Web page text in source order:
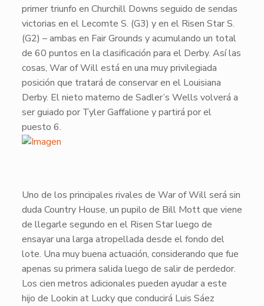
primer triunfo en Churchill Downs seguido de sendas
victorias en el Lecomte S. (G3) y en el Risen Star S.
(G2) – ambas en Fair Grounds y acumulando un total
de 60 puntos en la clasificación para el Derby. Así las
cosas, War of Willestá en una muy privilegiada
posición que tratará de conservar en el Louisiana
Derby. El nieto materno de Sadler’s Wells volverá a
ser guiado por Tyler Gaffalione y partirá por el
puesto 6.
​Uno de los principales rivales de War of Willserá sin
duda Country House, un pupilo de Bill Mott que viene
de llegarle segundo en el Risen Star luego de
ensayar una larga atropellada desde el fondo del
lote. Una muy buena actuación, considerando que fue
apenas su primera salida luego de salir de perdedor.
Los cien metros adicionales pueden ayudar a este
hijo de Lookin at Luckyque conducirá Luis Sáez